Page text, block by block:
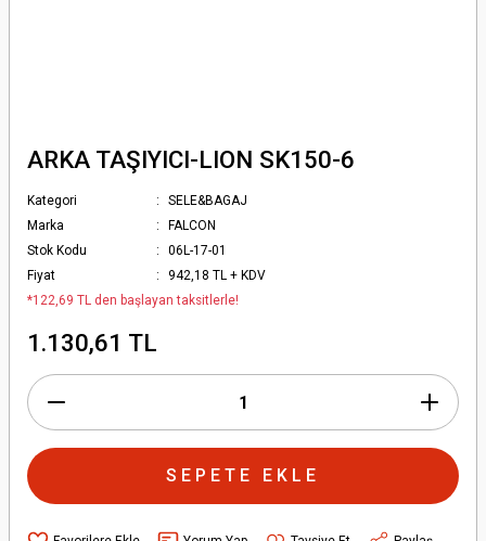
ARKA TAŞIYICI-LION SK150-6
Kategori
SELE&BAGAJ
Marka
FALCON
Stok Kodu
06L-17-01
Fiyat
942,18 TL + KDV
*122,69 TL den başlayan taksitlerle!
1.130,61 TL
SEPETE EKLE